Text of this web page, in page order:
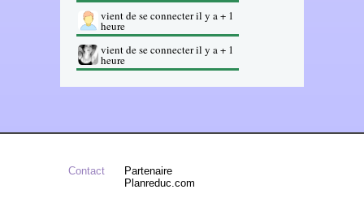
vient de se connecter il y a + 1
heure
vient de se connecter il y a + 1
heure
Contact
Partenaire
Planreduc.com